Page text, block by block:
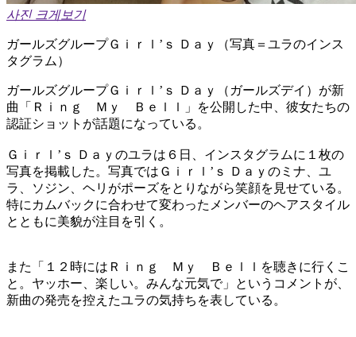
사진 크게보기
ガールズグループＧｉｒｌ’ｓ Ｄａｙ（写真＝ユラのインス
タグラム）
ガールズグループＧｉｒｌ’ｓ Ｄａｙ（ガールズデイ）が新
曲「Ｒｉｎｇ Ｍｙ Ｂｅｌｌ」を公開した中、彼女たちの
認証ショットが話題になっている。
Ｇｉｒｌ’ｓ Ｄａｙのユラは６日、インスタグラムに１枚の
写真を掲載した。写真ではＧｉｒｌ’ｓ Ｄａｙのミナ、ユ
ラ、ソジン、ヘリがポーズをとりながら笑顔を見せている。
特にカムバックに合わせて変わったメンバーのヘアスタイル
とともに美貌が注目を引く。
また「１２時にはＲｉｎｇ Ｍｙ Ｂｅｌｌを聴きに行くこ
と。ヤッホー、楽しい。みんな元気で」というコメントが、
新曲の発売を控えたユラの気持ちを表している。